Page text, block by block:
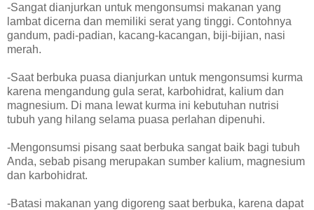
-Sangat dianjurkan untuk mengonsumsi makanan yang
lambat dicerna dan memiliki serat yang tinggi. Contohnya
gandum, padi-padian, kacang-kacangan, biji-bijian, nasi
merah.
-Saat berbuka puasa dianjurkan untuk mengonsumsi kurma
karena mengandung gula serat, karbohidrat, kalium dan
magnesium. Di mana lewat kurma ini kebutuhan nutrisi
tubuh yang hilang selama puasa perlahan dipenuhi.
-Mengonsumsi pisang saat berbuka sangat baik bagi tubuh
Anda, sebab pisang merupakan sumber kalium, magnesium
dan karbohidrat.
-Batasi makanan yang digoreng saat berbuka, karena dapat